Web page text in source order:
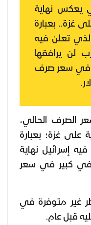
يعكس نهاية
غزة.. بعبارة
تعلن فيه
لن يرافقها
في سعر صرف
الصرف الحالي،
على غزة؛ بعبارة
إسرائيل نهاية
كبير في سعر
غير متوفرة في
قبل عام.